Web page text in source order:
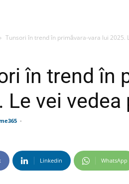
Tunsori în trend în primăvara-vara lui 2025.
în trend în
Le vei vedea
-
Linkedin WhatsApp